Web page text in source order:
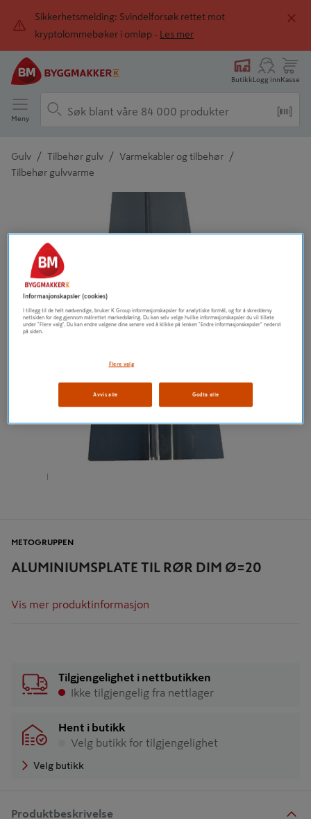
Sikkerhetsmelding: Svindelforsøk rettet mot
kryptolommebøker i omløp -
Les mer
ButikkLogg innKasse
Meny
Gulv / Tilbehør gulv / Varmekabler og tilbehør /
Tilbehør gulvvarme
Detaljert beskrivelse finnes i produktbeskrivelsen
ALUMINIUMSPLATE TIL RØR DIM Ø=20
METOGRUPPEN
Vis mer produktinformasjon
Tilgjengelighet i nettbutikken
Ikke tilgjengelig fra nettlager
Hent i butikk
Velg butikk for tilgjengelighet
Velg butikk
Produktbeskrivelse
Informasjonskapsler (cookies)
I tillegg til de helt nødvendige, bruker K Group informasjonskapsler for analytiske formål, og for å skreddersy
nettsiden for deg gjennom målrettet markedsføring. Du kan selv velge hvilke informasjonskapsler du vil tillate
under "Flere valg". Du kan endre valgene dine senere ved å klikke på lenken "Endre informasjonskapsler" nederst
på siden.
Flere valg
Avvis alle Godta alle